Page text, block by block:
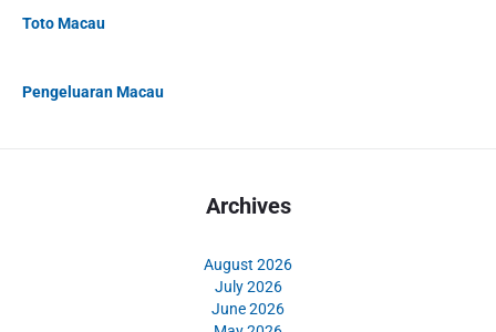
Toto Macau
Pengeluaran Macau
Archives
August 2026
July 2026
June 2026